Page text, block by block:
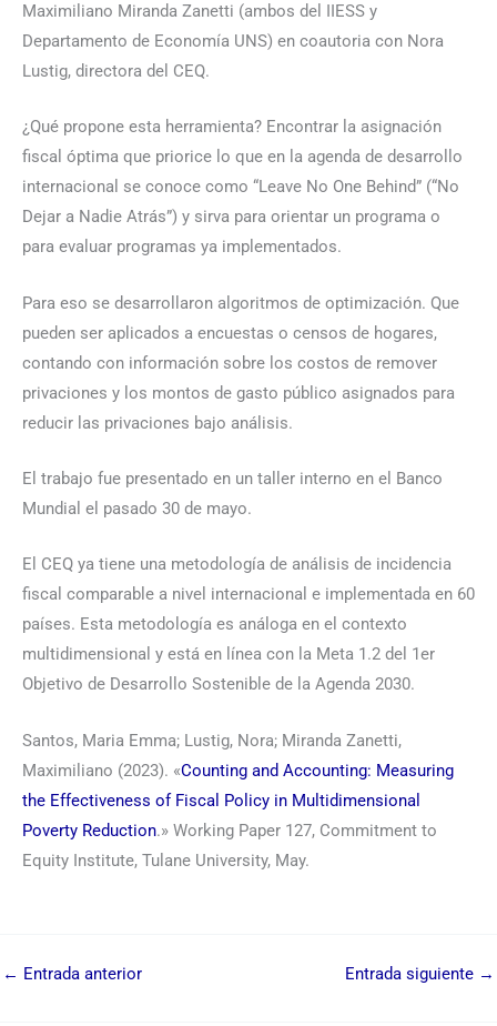
Maximiliano Miranda Zanetti (ambos del IIESS y
Departamento de Economía UNS) en coautoria con Nora
Lustig, directora del CEQ.
¿Qué propone esta herramienta? Encontrar la asignación
fiscal óptima que priorice lo que en la agenda de desarrollo
internacional se conoce como “Leave No One Behind” (“No
Dejar a Nadie Atrás”) y sirva para orientar un programa o
para evaluar programas ya implementados.
Para eso se desarrollaron algoritmos de optimización. Que
pueden ser aplicados a encuestas o censos de hogares,
contando con información sobre los costos de remover
privaciones y los montos de gasto público asignados para
reducir las privaciones bajo análisis.
El trabajo fue presentado en un taller interno en el Banco
Mundial el pasado 30 de mayo.
El CEQ ya tiene una metodología de análisis de incidencia
fiscal comparable a nivel internacional e implementada en 60
países. Esta metodología es análoga en el contexto
multidimensional y está en línea con la Meta 1.2 del 1er
Objetivo de Desarrollo Sostenible de la Agenda 2030.
Santos, Maria Emma; Lustig, Nora; Miranda Zanetti,
Maximiliano (2023). «Counting and Accounting: Measuring
the Effectiveness of Fiscal Policy in Multidimensional
Poverty Reduction.» Working Paper 127, Commitment to
Equity Institute, Tulane University, May.
← Entrada anterior Entrada siguiente →